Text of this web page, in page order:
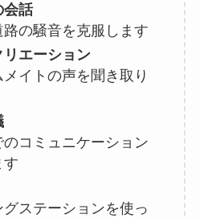
会話
の騒音を克服します
エーション
イトの声を聞き取り
コミュニケーション
す
ステーションを使っ